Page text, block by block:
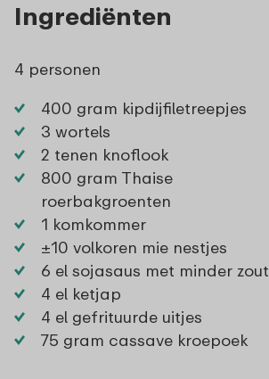
Ingrediënten
4 personen
400 gram kipdijfiletreepjes
3 wortels
2 tenen knoflook
800 gram Thaise
roerbakgroenten
1 komkommer
±10 volkoren mie nestjes
6 el sojasaus met minder zout
4 el ketjap
4 el gefrituurde uitjes
75 gram cassave kroepoek